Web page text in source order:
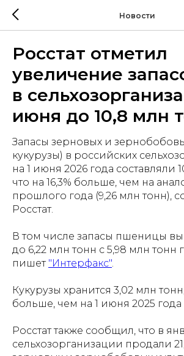
Новости
Росстат отметил
увеличение
в
июня до 10,8 млн
Запасы зерновых и
кукурузы) в российских
на 1 июня 2026 года составляли
что на 16,3% больше, чем на
прошлого года (9,26 млн тонн),
Росстат.
В том числе запасы пшеницы
до 6,22 млн тонн с 5,98 млн тонн
пишет "Интерфакс".
Кукурузы хранится 3,02 млн
больше, чем на 1 июня 2025 года
Росстат также сообщил, что в
сельхозорганизации продали